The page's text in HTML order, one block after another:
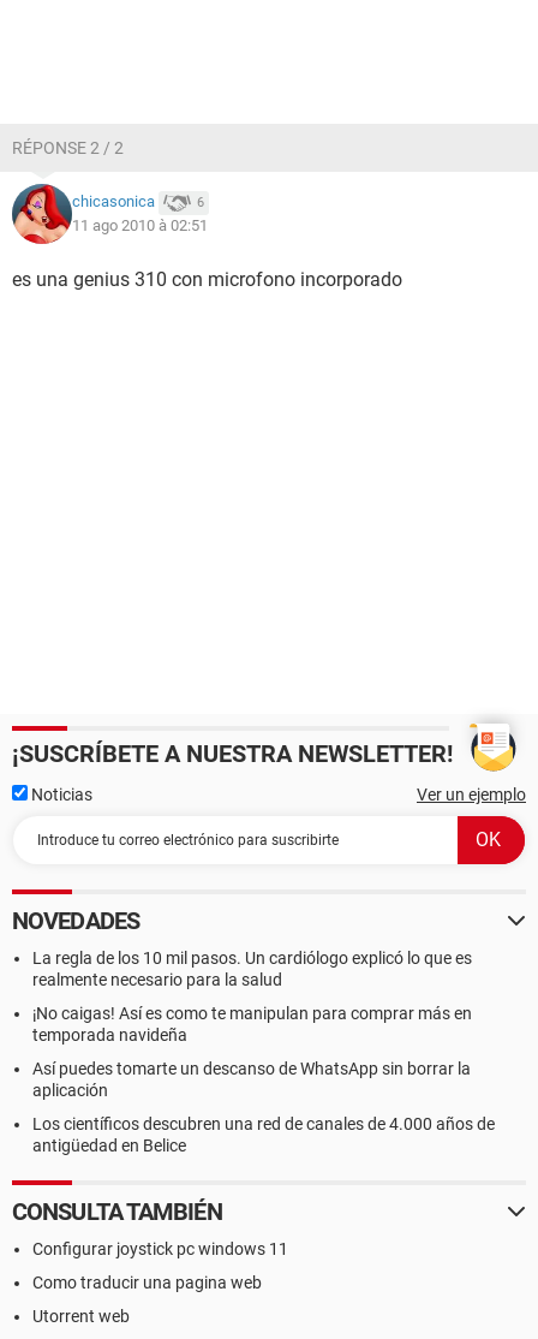
RÉPONSE 2 / 2
chicasonica 6
11 ago 2010 à 02:51
es una genius 310 con microfono incorporado
¡SUSCRÍBETE A NUESTRA NEWSLETTER!
Noticias Ver un ejemplo
NOVEDADES
La regla de los 10 mil pasos. Un cardiólogo explicó lo que es
realmente necesario para la salud
¡No caigas! Así es como te manipulan para comprar más en
temporada navideña
Así puedes tomarte un descanso de WhatsApp sin borrar la
aplicación
Los científicos descubren una red de canales de 4.000 años de
antigüedad en Belice
CONSULTA TAMBIÉN
Configurar joystick pc windows 11
Como traducir una pagina web
Utorrent web